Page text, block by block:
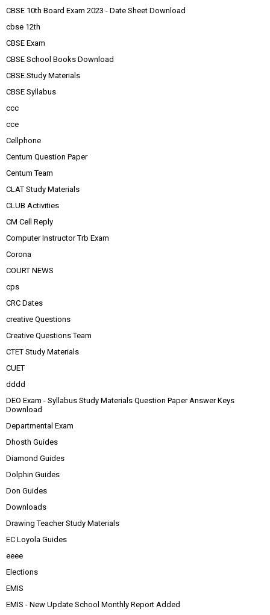
CBSE 10th Board Exam 2023 - Date Sheet Download
cbse 12th
CBSE Exam
CBSE School Books Download
CBSE Study Materials
CBSE Syllabus
ccc
cce
Cellphone
Centum Question Paper
Centum Team
CLAT Study Materials
CLUB Activities
CM Cell Reply
Computer Instructor Trb Exam
Corona
COURT NEWS
cps
CRC Dates
creative Questions
Creative Questions Team
CTET Study Materials
CUET
dddd
DEO Exam - Syllabus Study Materials Question Paper Answer Keys
Download
Departmental Exam
Dhosth Guides
Diamond Guides
Dolphin Guides
Don Guides
Downloads
Drawing Teacher Study Materials
EC Loyola Guides
eeee
Elections
EMIS
EMIS - New Update School Monthly Report Added